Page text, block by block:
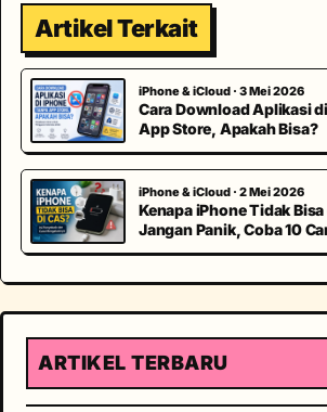
Artikel Terkait
iPhone & iCloud · 3 Mei 2026
Cara Download Aplikasi
App Store, Apakah Bisa?
iPhone & iCloud · 2 Mei 2026
Kenapa iPhone Tidak Bisa
Jangan Panik, Coba 10
ARTIKEL TERBARU